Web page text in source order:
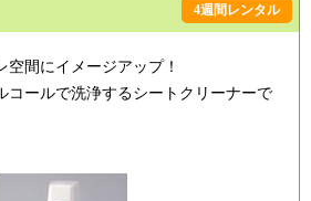
4週間レンタル
間にイメージアップ！
コールで洗浄するシートクリーナーで